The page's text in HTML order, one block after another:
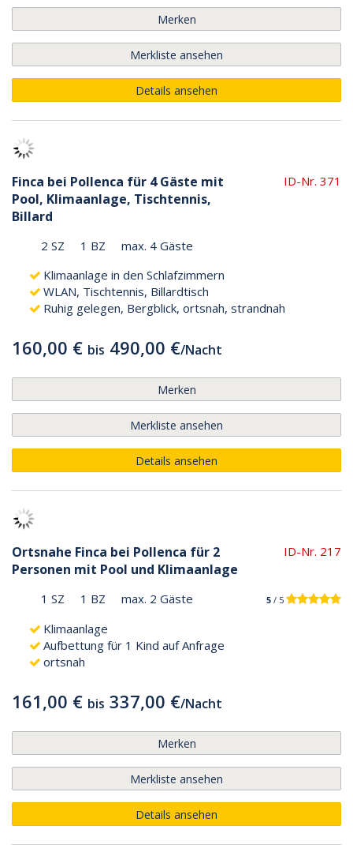
Merken
Merkliste ansehen
Details ansehen
Finca bei Pollenca für 4 Gäste mit
Pool, Klimaanlage, Tischtennis,
Billard
ID-Nr. 371
2 SZ 1 BZ
max. 4 Gäste
Klimaanlage in den Schlafzimmern
WLAN, Tischtennis, Billardtisch
Ruhig gelegen, Bergblick, ortsnah, strandnah
160,00 € bis 490,00 €/Nacht
Merken
Merkliste ansehen
Details ansehen
Ortsnahe Finca bei Pollenca für 2
Personen mit Pool und Klimaanlage
ID-Nr. 217
1 SZ 1 BZ max. 2 Gäste 5 / 5
Klimaanlage
Aufbettung für 1 Kind auf Anfrage
ortsnah
161,00 € bis 337,00 €/Nacht
Merken
Merkliste ansehen
Details ansehen